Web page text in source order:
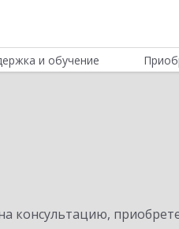
и обучение
консультацию,